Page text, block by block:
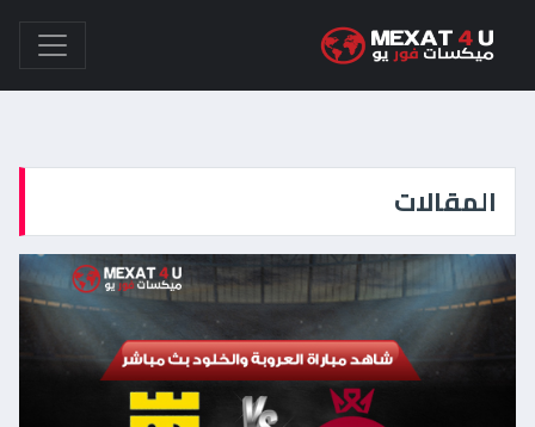
المقالات